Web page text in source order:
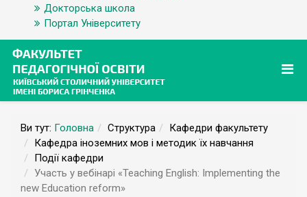
Докторська школа
Портал Університету
Ви тут: Головна Структура
Кафедри факультету
Кафедра іноземних мов і методик їх навчання
Події кафедри
Участь у вебінарі «Teaching English: Implementing the
new Education reform»